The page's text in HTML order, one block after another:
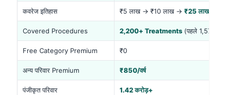
कवरेज इतिहास ₹5 लाख → ₹10 लाख → ₹25 लाख
Covered Procedures 2,200+ Treatments (पहले 1,576/
Free Category Premium ₹0
अन्य परिवार Premium ₹850/वर्ष
पंजीकृत परिवार 1.42 करोड़+